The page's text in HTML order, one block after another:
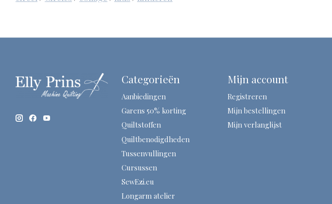
Categorieën
Aanbiedingen
Garens 50% korting
Quiltstoffen
Quiltbenodigdheden
Tussenvullingen
Cursussen
SewEzi.eu
Longarm atelier
Mijn account
Registreren
Mijn bestellingen
Mijn verlanglijst